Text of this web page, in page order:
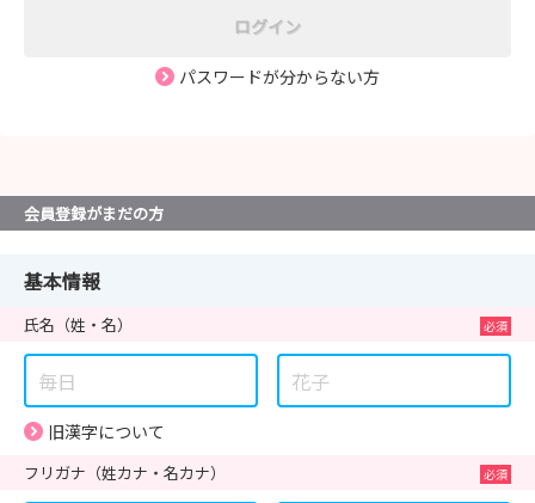
ログイン
パスワードが分からない方
会員登録がまだの方
基本情報
氏名 （姓・名）
旧漢字について
フリガナ （姓カナ・名カナ）